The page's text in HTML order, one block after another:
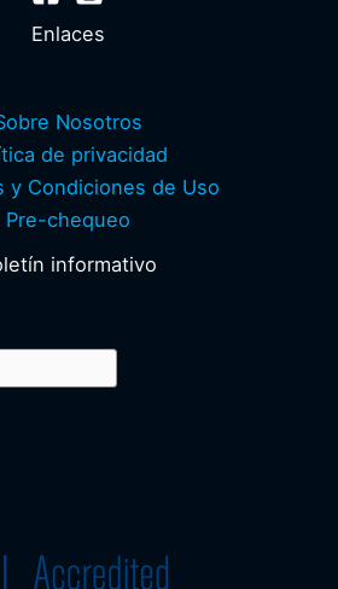
Enlaces
Nosotros
de privacidad
y Condiciones de Uso
Pre-chequeo
informativo